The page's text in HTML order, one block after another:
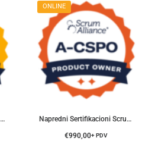
Napredni Sertifikacioni Scrum Master® Trening
ONLINE
Napredni Sertifikacioni Scrum Product Owner® Trening
€990,00+ PDV